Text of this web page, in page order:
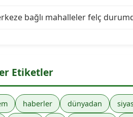
bağlı mahalleler felç
Etiketler
haberler dünyadan